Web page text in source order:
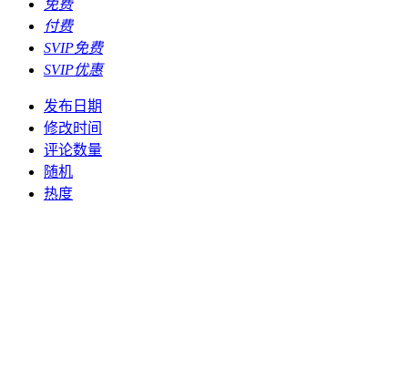
免费
付费
SVIP免费
SVIP优惠
发布日期
修改时间
评论数量
随机
热度